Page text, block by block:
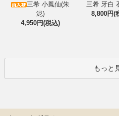
三希 小鳳仙(朱
泥)
4,950円(税込)
三希 牙白
8,800円(
もっと